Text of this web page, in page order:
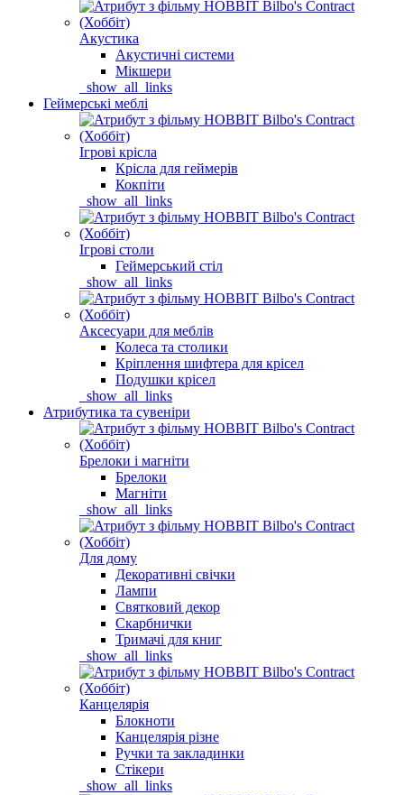
Акустика
Акустичні системи
Мікшери
_show_all_links
Геймерські меблі
Ігрові крісла
Крісла для геймерів
Кокпіти
_show_all_links
Ігрові столи
Геймерський стіл
_show_all_links
Аксесуари для меблів
Колеса та столики
Кріплення шифтера для крісел
Подушки крісел
_show_all_links
Атрибутика та сувеніри
Брелоки і магніти
Брелоки
Магніти
_show_all_links
Для дому
Декоративні свічки
Лампи
Святковий декор
Скарбнички
Тримачі для книг
_show_all_links
Канцелярія
Блокноти
Канцелярія різне
Ручки та закладинки
Стікери
_show_all_links